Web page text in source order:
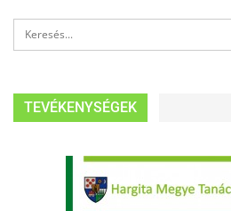
TEVÉKENYSÉGEK